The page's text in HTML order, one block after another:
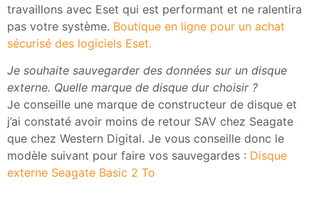
travaillons avec Eset qui est performant et ne ralentira
pas votre système. Boutique en ligne pour un achat
sécurisé des logiciels Eset.
Je souhaite sauvegarder des données sur un disque
externe. Quelle marque de disque dur choisir ?
Je conseille une marque de constructeur de disque et
j’ai constaté avoir moins de retour SAV chez Seagate
que chez Western Digital. Je vous conseille donc le
modèle suivant pour faire vos sauvegardes : Disque
externe Seagate Basic 2 To